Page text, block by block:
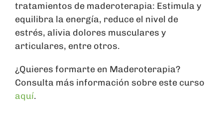
tratamientos de maderoterapia: Estimula y
equilibra la energía, reduce el nivel de
estrés, alivia dolores musculares y
articulares, entre otros.
¿Quieres formarte en Maderoterapia?
Consulta más información sobre este curso
aquí.